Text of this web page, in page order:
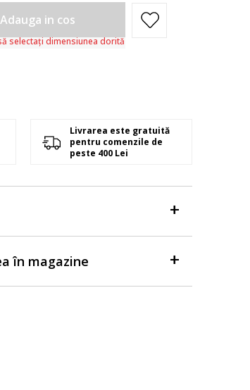
Adauga in cos
selectați dimensiunea dorită
Livrarea este gratuită
pentru comenzile de
peste 400 Lei
în magazine